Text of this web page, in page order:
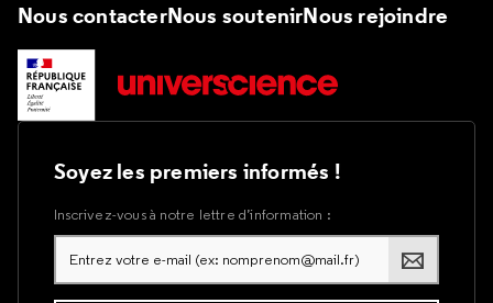
Nous contacterNous soutenirNous rejoindre
Soyez les premiers informés !
Inscrivez-vous à notre lettre d’information :